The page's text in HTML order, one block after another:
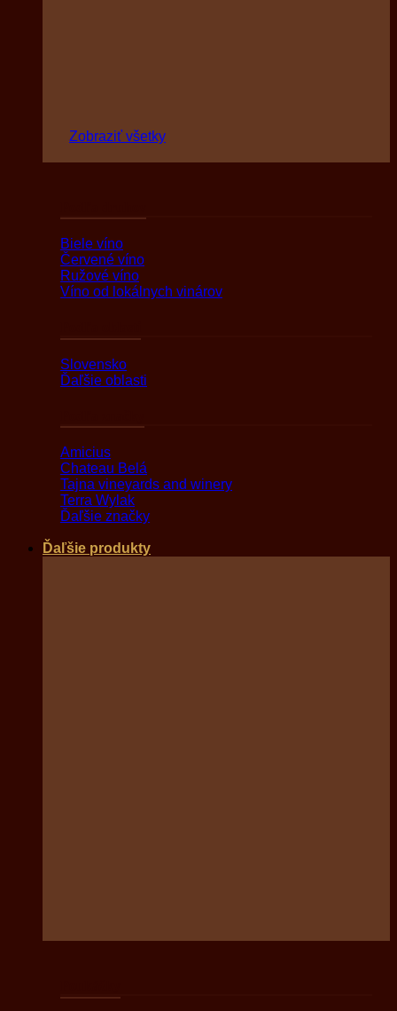
Zobraziť všetky
Biele víno
Červené víno
Ružové víno
Víno od lokálnych vinárov
Slovensko
Ďaľšie oblasti
Amicius
Chateau Belá
Tajna vineyards and winery
Terra Wylak
Ďaľšie značky
Ďaľšie produkty